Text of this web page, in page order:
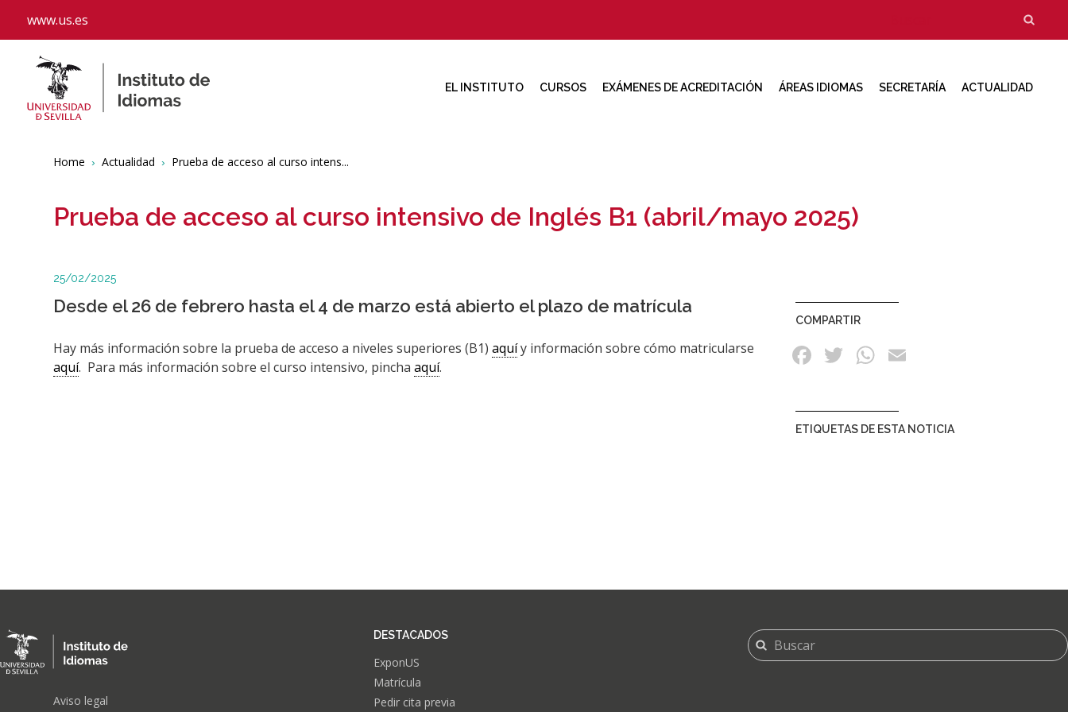
www.us.es
de
EL INSTITUTO CURSOS EXÁMENES DE ACREDITACIÓN ÁREAS IDIOMAS SECRETARÍA ACTUALIDAD
Breadcrumbs
You
Home Actualidad Prueba de acceso al curso intens...
Prueba de acceso al curso intensivo de Inglés B1 (abril/mayo 2025)
25/02/2025
Desde el 26 de febrero hasta el 4 de marzo está abierto el plazo de matrícula
Hay más información sobre la prueba deacceso a niveles superiores (B1)aquíy información sobre cómo matricularse
aquí. Para más información sobre el curso intensivo, pinchaaquí.
COMPARTIR
ETIQUETAS DE ESTA NOTICIA
Aviso legal
DESTACADOS
ExponUS
Matrícula
Pedir cita previa
FORMULARIO
DE
BÚSQUEDA
Buscar